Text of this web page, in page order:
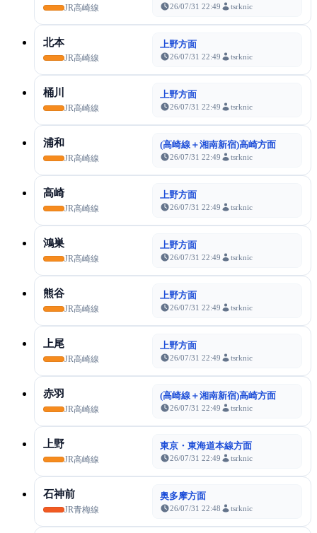
JR高崎線 26/07/31 22:49 tsrknic
北本
JR高崎線
上野方面
26/07/31 22:49 tsrknic
桶川
JR高崎線
上野方面
26/07/31 22:49 tsrknic
浦和
JR高崎線
(高崎線＋湘南新宿)高崎方面
26/07/31 22:49 tsrknic
高崎
JR高崎線
上野方面
26/07/31 22:49 tsrknic
鴻巣
JR高崎線
上野方面
26/07/31 22:49 tsrknic
熊谷
JR高崎線
上野方面
26/07/31 22:49 tsrknic
上尾
JR高崎線
上野方面
26/07/31 22:49 tsrknic
赤羽
JR高崎線
(高崎線＋湘南新宿)高崎方面
26/07/31 22:49 tsrknic
上野
JR高崎線
東京・東海道本線方面
26/07/31 22:49 tsrknic
石神前
JR青梅線
奥多摩方面
26/07/31 22:48 tsrknic